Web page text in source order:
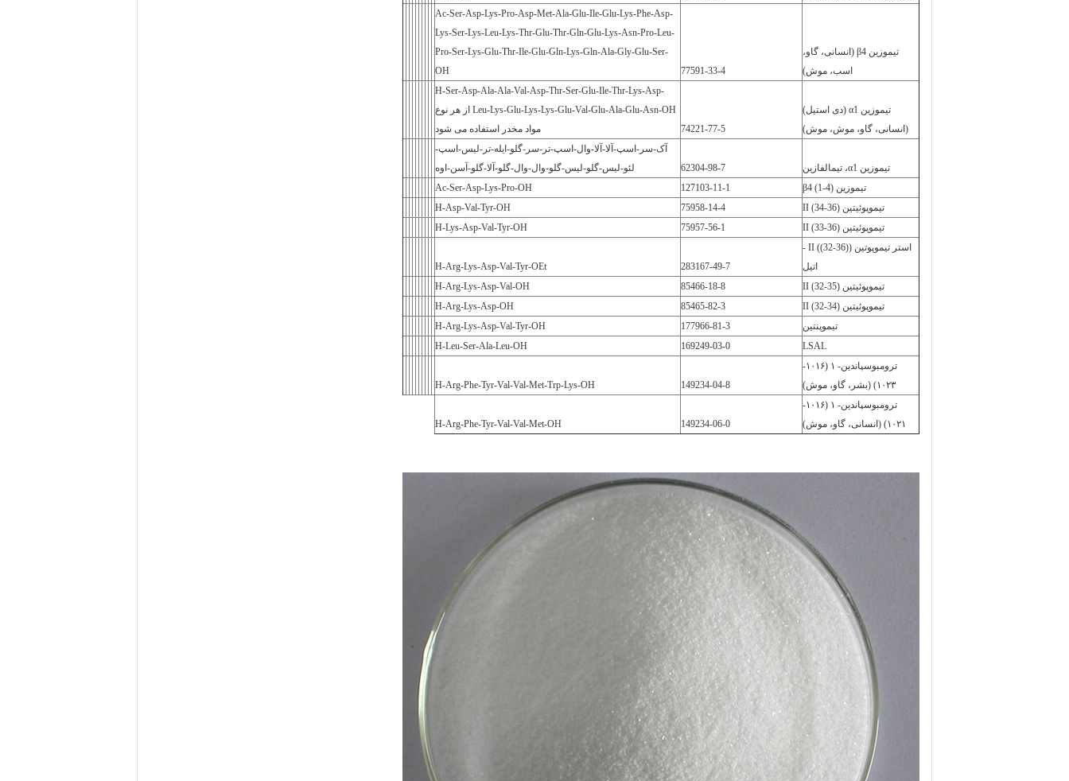
تیموزین β4 (انسانی، گاو،
اسب، موش)
77591-33-4
Ac-Ser-Asp-Lys-Pro-Asp-Met-Ala-Glu-Ile-Glu-Lys-Phe-Asp-
Lys-Ser-Lys-Leu-Lys-Thr-Glu-Thr-Gln-Glu-Lys-Asn-Pro-Leu-
Pro-Ser-Lys-Glu-Thr-Ile-Glu-Gln-Lys-Gln-Ala-Gly-Glu-Ser-
OH
تیموزین α1 (دی استیل)
(انسانی، گاو، موش، موش)
74221-77-5
H-Ser-Asp-Ala-Ala-Val-Asp-Thr-Ser-Glu-Ile-Thr-Lys-Asp-
Leu-Lys-Glu-Lys-Lys-Glu-Val-Glu-Ala-Glu-Asn-OH از هر نوع
مواد مخدر استفاده می شود
تیموزین α1، تیمالفازین 62304-98-7
آک-سر-اسپ-آلا-آلا-وال-اسپ-تر-سر-گلو-ایله-تر-لیس-اسپ-
لئو-لیس-گلو-لیس-گلو-وال-وال-گلو-آلا-گلو-آسن-اوه
تیموزین β4 (1-4)
127103-11-1
Ac-Ser-Asp-Lys-Pro-OH
تیموپوئیتین II (34-36)
75958-14-4
H-Asp-Val-Tyr-OH
تیموپوئیتین II (33-36)
75957-56-1
H-Lys-Asp-Val-Tyr-OH
استر تیموپوتین (II ((32-36) -
اتیل
283167-49-7
H-Arg-Lys-Asp-Val-Tyr-OEt
تیموپوئیتین II (32-35)
85466-18-8
H-Arg-Lys-Asp-Val-OH
تیموپوئیتین II (32-34)
85465-82-3
H-Arg-Lys-Asp-OH
تیموپنتین
177966-81-3
H-Arg-Lys-Asp-Val-Tyr-OH
LSAL
169249-03-0
H-Leu-Ser-Ala-Leu-OH
ترومبوسپاندین- ۱ (۱۰۱۶-
۱۰۲۳) (بشر، گاو، موش)
149234-04-8
H-Arg-Phe-Tyr-Val-Val-Met-Trp-Lys-OH
ترومبوسپاندین- ۱ (۱۰۱۶-
۱۰۲۱) (انسانی، گاو، موش)
149234-06-0
H-Arg-Phe-Tyr-Val-Val-Met-OH